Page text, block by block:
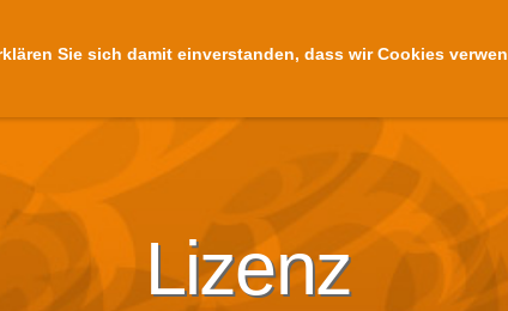
Sie sich damit einverstanden, dass wir Cookies
Startseite
Lizenz